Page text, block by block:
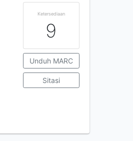
Ketersediaan
9
Unduh MARC
Sitasi